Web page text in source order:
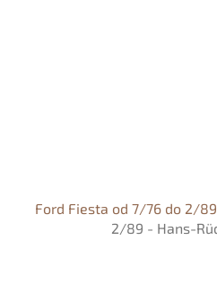
Ford Fiesta od 7/76 do 2/89
2/89 - Hans-